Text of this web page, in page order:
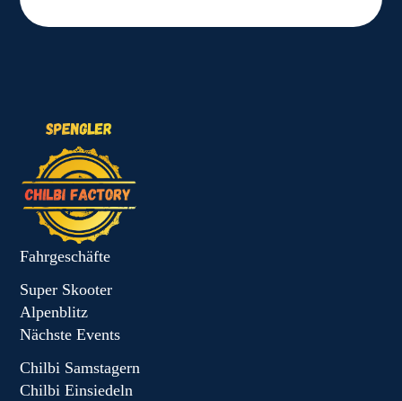
Fahrgeschäfte
Super Skooter
Alpenblitz
Nächste Events
Chilbi Samstagern
Chilbi Einsiedeln